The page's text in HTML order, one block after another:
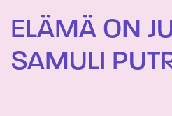
ELÄMÄ ON
SAMULI